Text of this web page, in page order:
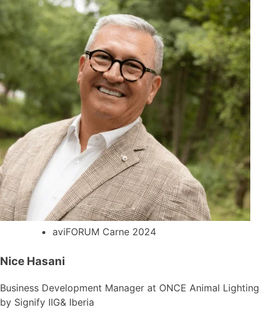
aviFORUM Carne 2024
Nice Hasani
Business Development Manager at ONCE Animal Lighting
by Signify IIG& Iberia